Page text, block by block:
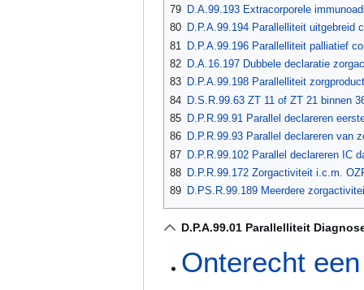
79 D.A.99.193 Extracorporele
80 D.P.A.99.194 Parallelliteit uitgebreid
81
D.P.A.99.196 Parallelliteit palliatief
82 D.A.16.197 Dubbele declaratie
83 D.P.A.99.198 Parallelliteit
84 D.S.R.99.63 ZT 11 of ZT 21 binnen
85 D.P.R.99.91 Parallel declareren
86 D.P.R.99.93 Parallel declareren van
87 D.P.R.99.102 Parallel declareren IC
88 D.P.R.99.172 Zorgactiviteit i.c.m.
89 D.PS.R.99.189 Meerdere
D.P.A.99.01 Parallelliteit
Onterecht